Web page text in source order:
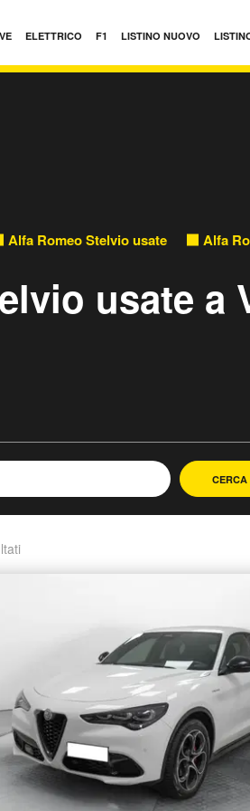
ELETTRICO F1 LISTINO NUOVO
Alfa Romeo Stelvio usate Alfa
usate a
CERCA